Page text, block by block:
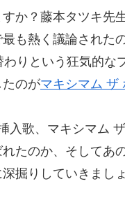
か？藤本タツキ先
も熱く議論された
りという狂気的な
のがマキシマム ザ
入歌、マキシマム
たのか、そしてあ
掘りしていきましょ